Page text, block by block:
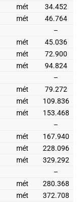
mét
34.452
mét
46.764
–
mét
45.036
mét
72.900
mét
94.824
–
mét
79.272
mét
109.836
mét
153.468
–
mét
167.940
mét
228.096
mét
329.292
–
mét
280.368
mét
372.708